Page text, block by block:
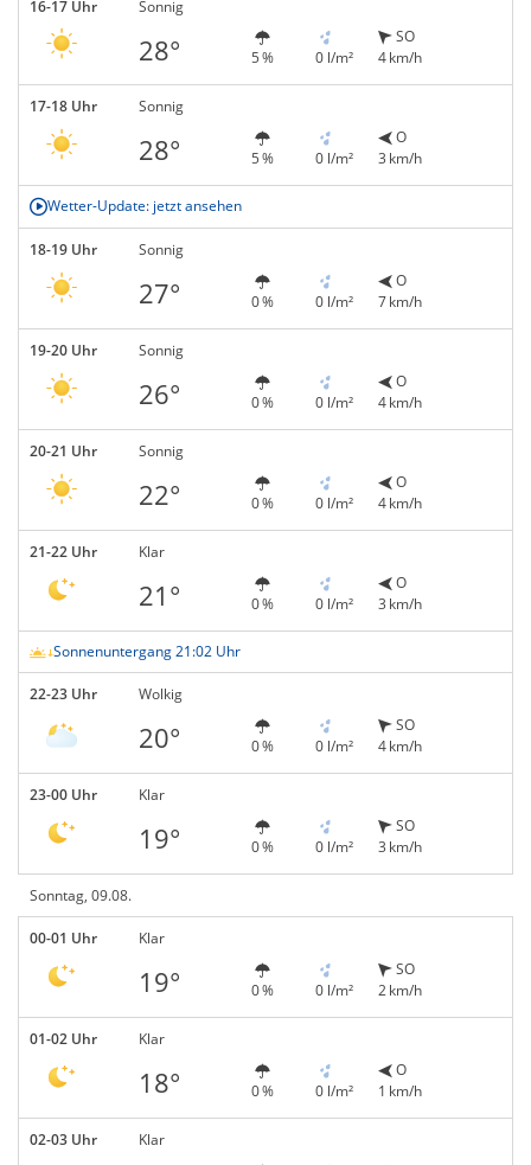
16-17 Uhr Sonnig
28° 5 % 0 l/m²
SO
4 km/h
17-18 Uhr Sonnig
28° 5 % 0 l/m²
O
3 km/h
Wetter-Update: jetzt ansehen
18-19 Uhr Sonnig
27° 0 % 0 l/m²
O
7 km/h
19-20 Uhr Sonnig
26° 0 % 0 l/m²
O
4 km/h
20-21 Uhr Sonnig
22° 0 % 0 l/m²
O
4 km/h
21-22 Uhr Klar
21° 0 % 0 l/m²
O
3 km/h
Sonnenuntergang 21:02 Uhr
22-23 Uhr Wolkig
20° 0 % 0 l/m²
SO
4 km/h
23-00 Uhr Klar
19° 0 % 0 l/m²
SO
3 km/h
Sonntag, 09.08.
00-01 Uhr Klar
19° 0 % 0 l/m²
SO
2 km/h
01-02 Uhr Klar
18° 0 % 0 l/m²
O
1 km/h
02-03 Uhr
Klar